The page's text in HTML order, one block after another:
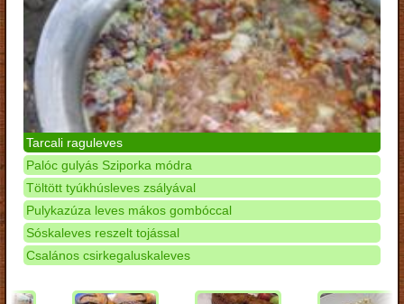
Tarcali raguleves
Palóc gulyás Sziporka módra
Töltött tyúkhúsleves zsályával
Pulykazúza leves mákos gombóccal
Sóskaleves reszelt tojással
Csalános csirkegaluskaleves